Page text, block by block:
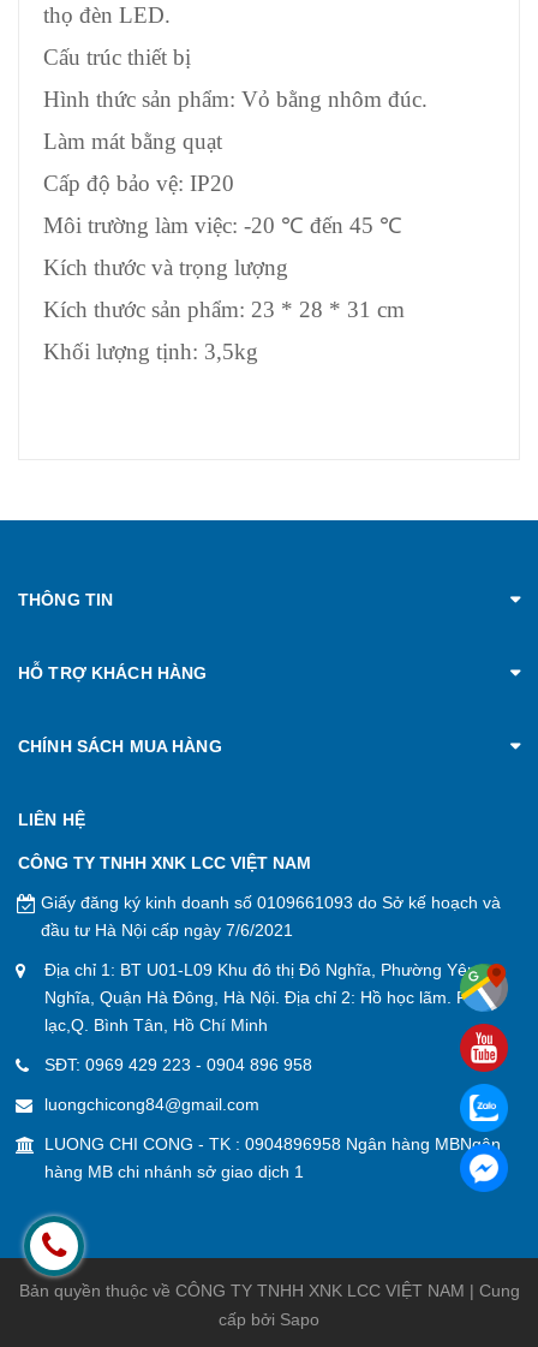
thọ đèn LED.
Cấu trúc thiết bị
Hình thức sản phẩm: Vỏ bằng nhôm đúc.
Làm mát bằng quạt
Cấp độ bảo vệ: IP20
Môi trường làm việc: -20 ℃ đến 45 ℃
Kích thước và trọng lượng
Kích thước sản phẩm: 23 * 28 * 31 cm
Khối lượng tịnh: 3,5kg
THÔNG TIN
HỖ TRỢ KHÁCH HÀNG
CHÍNH SÁCH MUA HÀNG
LIÊN HỆ
CÔNG TY TNHH XNK LCC VIỆT NAM
Giấy đăng ký kinh doanh số 0109661093 do Sở kế hoạch và
đầu tư Hà Nội cấp ngày 7/6/2021
Địa chỉ 1: BT U01-L09 Khu đô thị Đô Nghĩa, Phường Yên
Nghĩa, Quận Hà Đông, Hà Nội. Địa chỉ 2: Hồ học lãm. P. An
lạc,Q. Bình Tân, Hồ Chí Minh
SĐT: 0969 429 223 - 0904 896 958
luongchicong84@gmail.com
LUONG CHI CONG - TK : 0904896958 Ngân hàng MBNgân
hàng MB chi nhánh sở giao dịch 1
Bản quyền thuộc về CÔNG TY TNHH XNK LCC VIỆT NAM | Cung
cấp bởi Sapo